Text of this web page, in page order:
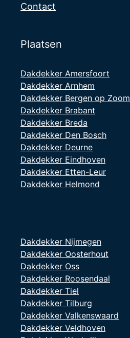
Contact
Plaatsen
Dakdekker Amersfoort
Dakdekker Arnhem
Dakdekker Bergen op Zoom
Dakdekker Brabant
Dakdekker Breda
Dakdekker Den Bosch
Dakdekker Deurne
Dakdekker Eindhoven
Dakdekker Etten-Leur
Dakdekker Helmond
Dakdekker Nijmegen
Dakdekker Oosterhout
Dakdekker Oss
Dakdekker Roosendaal
Dakdekker Tiel
Dakdekker Tilburg
Dakdekker Valkenswaard
Dakdekker Veldhoven